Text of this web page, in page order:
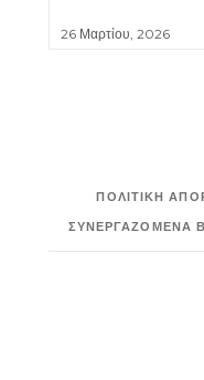
26 Μαρτίου, 2026
ΠΟΛΙΤΙΚΉ
ΣΥΝΕΡΓΑΖΌΜΕΝΑ